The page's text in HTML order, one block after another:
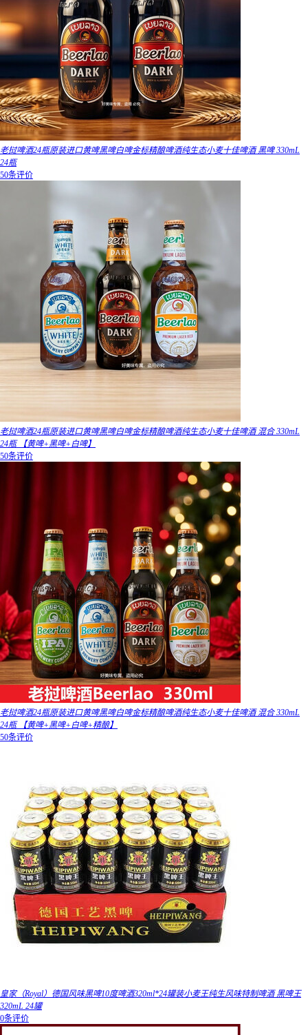
老挝啤酒24瓶原装进口黄啤黑啤白啤金标精酿啤酒纯生态小麦十佳啤酒 黑啤 330mL
24瓶
50条评价
老挝啤酒24瓶原装进口黄啤黑啤白啤金标精酿啤酒纯生态小麦十佳啤酒 混合 330mL
24瓶 【黄啤+黑啤+白啤】
50条评价
老挝啤酒24瓶原装进口黄啤黑啤白啤金标精酿啤酒纯生态小麦十佳啤酒 混合 330mL
24瓶 【黄啤+黑啤+白啤+精酿】
50条评价
皇家（Royal）德国风味黑啤10度啤酒320ml*24罐装小麦王纯生风味特制啤酒 黑啤王
320mL 24罐
0条评价